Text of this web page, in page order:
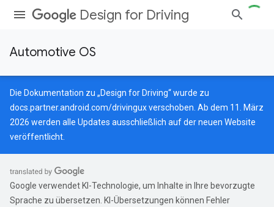
Design for Driving
Automotive OS
Die Dokumentation zu „Design for Driving“ wurde zu
docs.partner.android.com/drivinguxverschoben. Ab dem 11. März
2026 werden alle Updates ausschließlich auf der neuen Website
veröffentlicht.
Google verwendet KI-Technologie, um Inhalte in Ihre bevorzugte
Sprache zu übersetzen. KI-Übersetzungen können Fehler